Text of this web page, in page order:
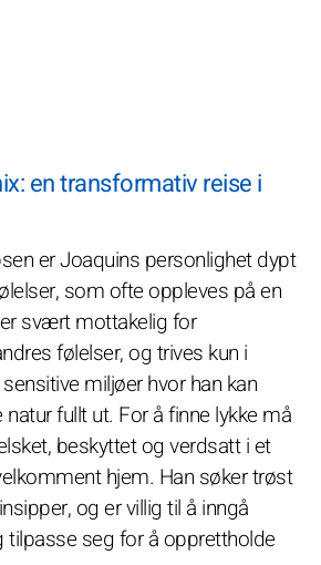
en transformativ reise i
er Joaquins personlighet dypt
som ofte oppleves på en
svært mottakelig for
følelser, og trives kun i
miljøer hvor han kan
fullt ut. For å finne lykke må
beskyttet og verdsatt i et
hjem. Han søker trøst
og er villig til å inngå
seg for å opprettholde